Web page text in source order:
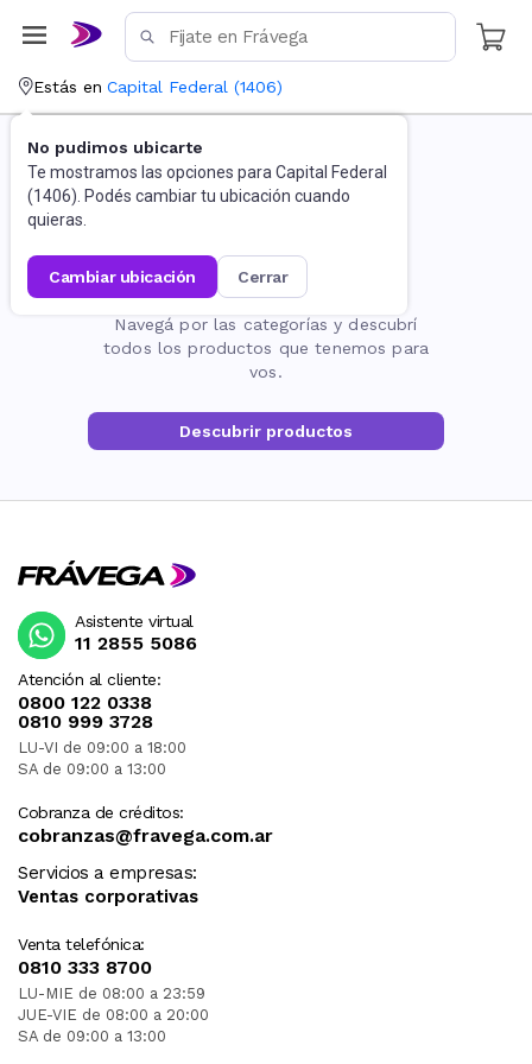
Estás en Capital Federal (1406)
No pudimos ubicarte
Te mostramos las opciones para Capital Federal
(1406). Podés cambiar tu ubicación cuando
quieras.
cambiar ubicación cerrar
La página no existe
Navegá por las categorías y descubrí
todos los productos que tenemos para
vos.
Descubrir productos
Atención al cliente:
0800 122 0338
0810 999 3728
LU-VI de 09:00 a 18:00
SA de 09:00 a 13:00
Cobranza de créditos:
cobranzas@fravega.com.ar
Servicios a empresas:
Ventas corporativas
Venta telefónica:
0810 333 8700
LU-MIE de 08:00 a 23:59
JUE-VIE de 08:00 a 20:00
SA de 09:00 a 13:00
Asistente virtual
11 2855 5086